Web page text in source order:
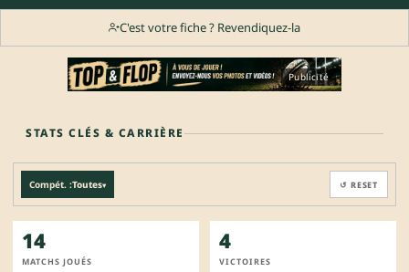
C'est votre fiche ? Revendiquez-la
Publicité
STATS CLÉS & CARRIÈRE
Compét. :Toutes▾ ↺ RESET
14
MATCHS JOUÉS
4
VICTOIRES